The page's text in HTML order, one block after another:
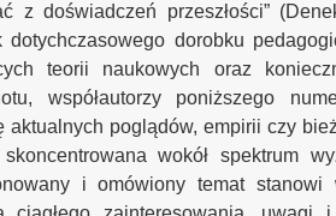
z doświadczeń przeszłości”
dotychczasowego dorobku
teorii naukowych oraz
współautorzy poniższego
aktualnych poglądów, empirii czy
skoncentrowana wokół spektrum
i omówiony temat